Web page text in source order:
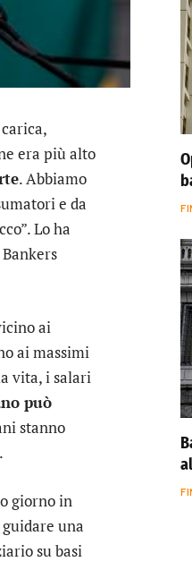
era più alto
. Abbiamo
e da
Lo ha
ai
ai massimi
vita, i salari
può
stanno
giorno in
una
su basi